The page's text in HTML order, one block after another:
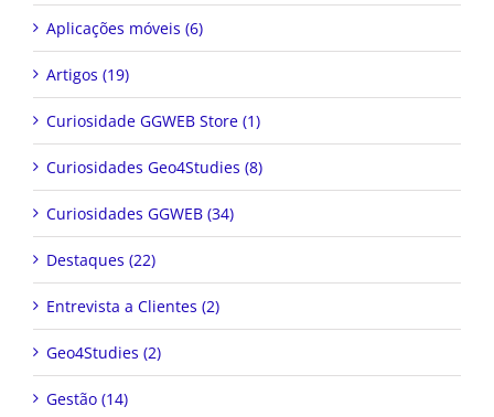
Aplicações móveis (6)
Artigos (19)
Curiosidade GGWEB Store (1)
Curiosidades Geo4Studies (8)
Curiosidades GGWEB (34)
Destaques (22)
Entrevista a Clientes (2)
Geo4Studies (2)
Gestão (14)